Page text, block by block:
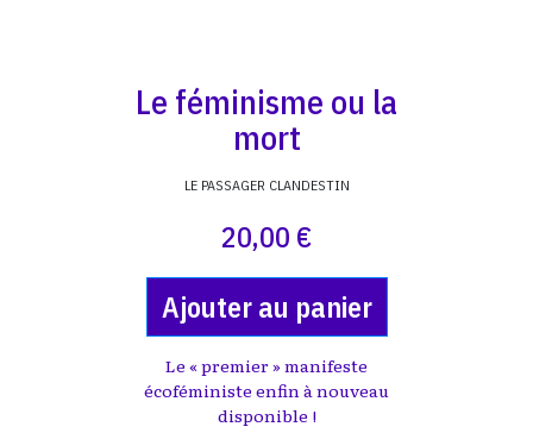
Le féminisme ou la
mort
LE PASSAGER CLANDESTIN
20,00 €
Ajouter au panier
Le « premier » manifeste
écoféministe enfin à nouveau
disponible !